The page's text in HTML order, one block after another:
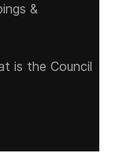
&
is the Council